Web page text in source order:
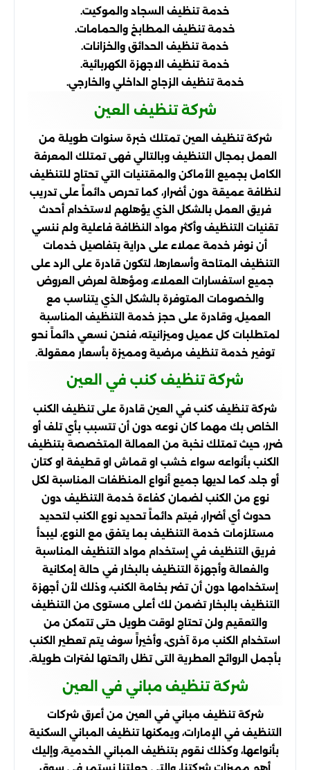
خدمة تنظيف السجاد والموكيت.
خدمة تنظيف المطابخ والحمامات.
خدمة تنظيف الحدائق والخزانات.
خدمة تنظيف الاجهزة الكهربائية.
خدمة تنظيف الزجاج الداخلي والخارجي.
شركة تنظيف العين
شركة تنظيف العين تمتلك خبرة سنوات طويلة من
العمل بمجال التنظيف وبالتالي فهى تمتلك المعرفة
الكامل بجميع الأماكن والمقتنيات التي تحتاج للتنظيف
لنظافة عميقة دون أضرار، كما تحرص دائماً على تدريب
فريق العمل بالشكل الذي يؤهلهم لاستخدام أحدث
تقنيات التنظيف وأكثر مواد النظافة فاعلية ولم ننسي
أن نوفر خدمة عملاء على دراية بتفاصيل خدمات
التنظيف المتاحة وأسعارها، لتكون قادرة على الرد على
جميع استفسارات العملاء، ومؤهلة لعرض العروض
والخصومات المتوفرة بالشكل الذي يتناسب مع
العميل، وقادرة على حجز خدمة التنظيف المناسبة
لمتطلبات كل عميل وميزانيته، فنحن نسعي دائماً نحو
توفير خدمة تنظيف مرضية ومميزة بأسعار معقولة.
شركة تنظيف كنب في العين
شركة تنظيف كنب في العين قادرة على تنظيف الكنب
الخاص بك مهما كان نوعه دون أن تتسبب بأي تلف أو
ضرر، حيث تمتلك نخبة من العمالة المتخصصة بتنظيف
الكنب بأنواعه سواء خشب او قماش او قطيفة او كتان
أو جلد، كما لديها جميع أنواع المنظفات المناسبة لكل
نوع من الكنب لضمان كفاءة خدمة التنظيف دون
حدوث أي أضرار، فيتم دائماً تحديد نوع الكنب لتحديد
مستلزمات خدمة التنظيف بما يتفق مع النوع، ليبدأ
فريق التنظيف في إستخدام مواد التنظيف المناسبة
والفعالة وأجهزة التنظيف بالبخار في حالة إمكانية
إستخدامها دون أن تضر بخامة الكنب، وذلك لأن أجهزة
التنظيف بالبخار تضمن لك أعلى مستوى من التنظيف
والتعقيم ولن تحتاج لوقت طويل حتى تتمكن من
استخدام الكنب مرة آخرى، وأخيراً سوف يتم تعطير الكنب
بأجمل الروائح العطرية التى تظل رائحتها لفترات طويلة.
شركة تنظيف مباني في العين
شركة تنظيف مباني في العين من أعرق شركات
التنظيف في الإمارات، ويمكنها تنظيف المباني السكنية
بأنواعها، وكذلك نقوم بتنظيف المباني الخدمية، وإليك